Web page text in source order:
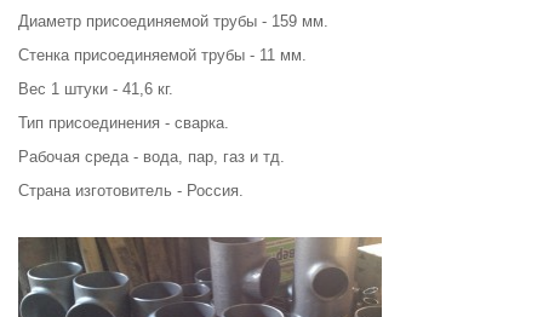
Диаметр присоединяемой трубы - 159 мм.
Стенка присоединяемой трубы - 11 мм.
Вес 1 штуки - 41,6 кг.
Тип присоединения - сварка.
Рабочая среда - вода, пар, газ и тд.
Страна изготовитель - Россия.